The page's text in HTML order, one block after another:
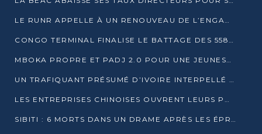
LE RUNR APPELLE À UN RENOUVEAU DE L’ENGAGEMENT MILITANT
CONGO TERMINAL FINALISE LE BATTAGE DES 558 PIEUX DU FUTUR QUAI DU MÔLE EST
MBOKA PROPRE ET PADJ 2.0 POUR UNE JEUNESSE PLUS AUTONOME
UN TRAFIQUANT PRÉSUMÉ D’IVOIRE INTERPELLÉ À DOLISIE
LES ENTREPRISES CHINOISES OUVRENT LEURS PORTES AUX JEUNES DIPLÔMÉS
SIBITI : 6 MORTS DANS UN DRAME APRÈS LES ÉPREUVES DU BEPC